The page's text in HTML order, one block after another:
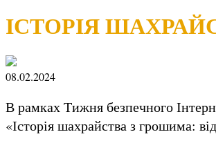
ІСТОРІЯ
08.02.2024
В рамках Тижня безпечного
«Історія шахрайства з грошима: